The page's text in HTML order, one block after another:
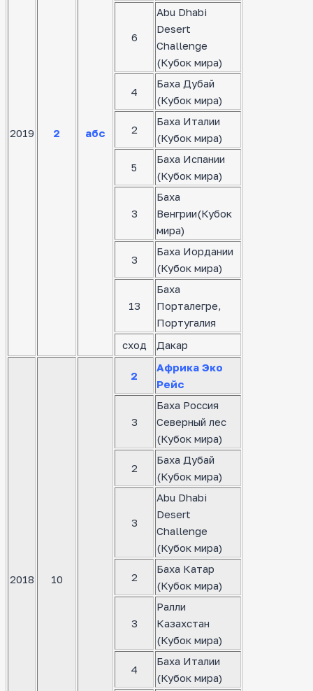
2019 2 абс
6
Abu Dhabi
Desert
Challenge
(Кубок мира)
4
Баха Дубай
(Кубок мира)
2
Баха Италии
(Кубок мира)
5
Баха Испании
(Кубок мира)
3
Баха
Венгрии(Кубок
мира)
3
Баха Иордании
(Кубок мира)
13
Баха
Порталегре,
Португалия
сход
Дакар
2018 10
2
Африка Эко
Рейс
3
Баха Россия
Северный лес
(Кубок мира)
2
Баха Дубай
(Кубок мира)
3
Abu Dhabi
Desert
Challenge
(Кубок мира)
2
Баха Катар
(Кубок мира)
3
Ралли
Казахстан
(Кубок мира)
4
Баха Италии
(Кубок мира)